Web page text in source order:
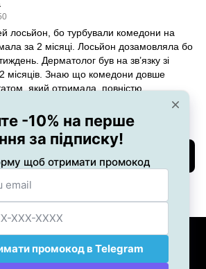
лосьйон, бо турбували комедони на
за 2 місяці. Лосьйон дозамовляла бо
Дерматолог був на зв’язку зі
місяців. Знаю що комедони довше
який отримала, повністю
Написать отзыв
47-03 +38 (096) 551-47-03